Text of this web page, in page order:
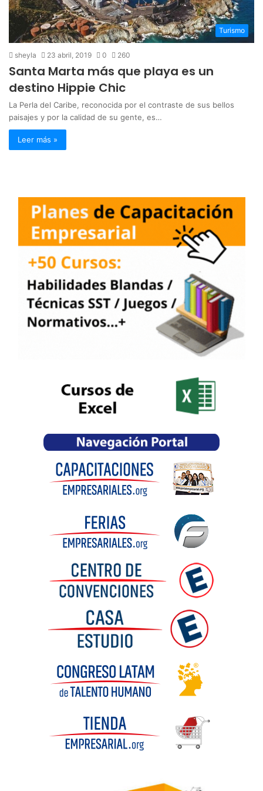
Turismo
sheyla 23 abril, 2019 0 260
Santa Marta más que playa es un
destino Hippie Chic
La Perla del Caribe, reconocida por el contraste de sus bellos
paisajes y por la calidad de su gente, es…
Leer más »